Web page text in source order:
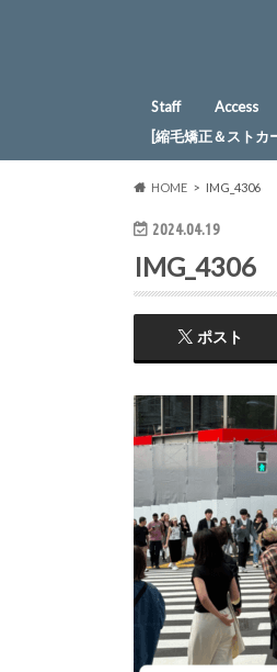
Staff Access
[縮毛矯正＆ストカ
HOME IMG_4306
2024.04.19
IMG_4306
ポスト